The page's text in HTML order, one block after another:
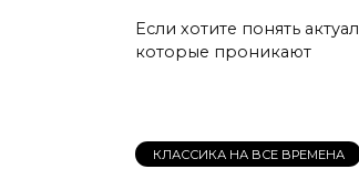
Если хотите понять
которые проникают
КЛАССИКА НА ВСЕ ВРЕМЕНА